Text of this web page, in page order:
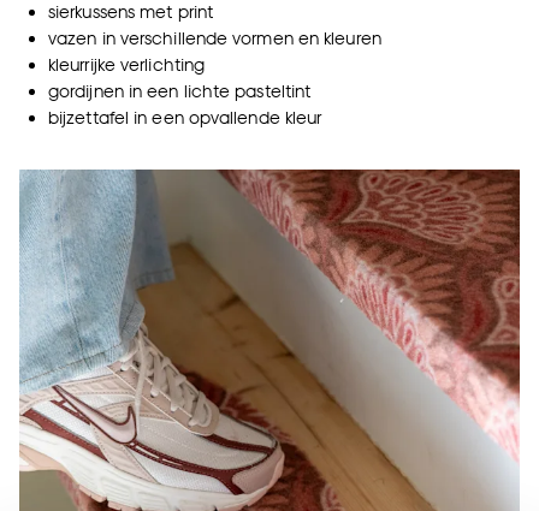
sierkussens met print
vazen in verschillende vormen en kleuren
kleurrijke verlichting
gordijnen in een lichte pasteltint
bijzettafel in een opvallende kleur